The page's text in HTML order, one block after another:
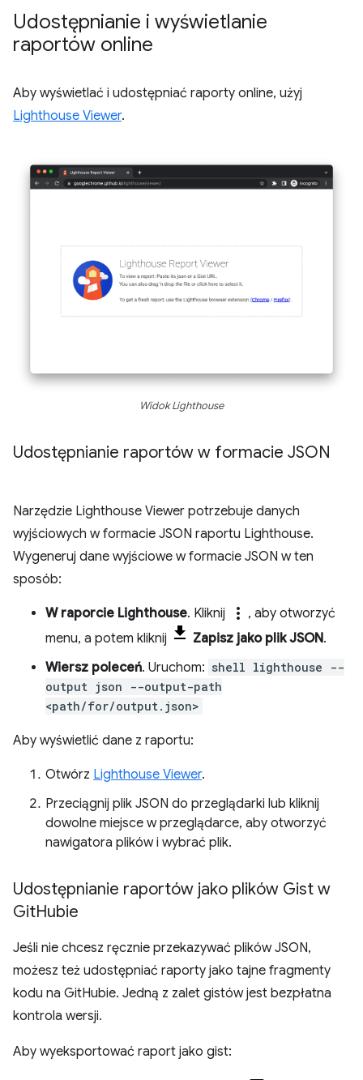
Udostępnianie i wyświetlanie
raportów online
Aby wyświetlać i udostępniać raporty online, użyj
Lighthouse Viewer.
Widok Lighthouse
Udostępnianie raportów w formacie JSON
Narzędzie Lighthouse Viewer potrzebuje danych
wyjściowych w formacie JSON raportu Lighthouse.
Wygeneruj dane wyjściowe w formacie JSON w ten
sposób:
W raporcie Lighthouse. Kliknij more_vert , aby otworzyć
menu, a potem kliknij
Zapisz jako plik JSON.
Wiersz poleceń. Uruchom: shell lighthouse --
output json --output-path
<path/for/output.json>
Aby wyświetlić dane z raportu:
Otwórz Lighthouse Viewer.
Przeciągnij plik JSON do przeglądarki lub kliknij
dowolne miejsce w przeglądarce, aby otworzyć
nawigatora plików i wybrać plik.
Udostępnianie raportów jako plików Gist w
GitHubie
Jeśli nie chcesz ręcznie przekazywać plików JSON,
możesz też udostępniać raporty jako tajne fragmenty
kodu na GitHubie. Jedną z zalet gistów jest bezpłatna
kontrola wersji.
Aby wyeksportować raport jako gist: